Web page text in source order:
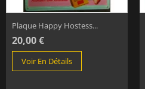
Plaque Happy Hostess...
20,00 €
Voir En Détails